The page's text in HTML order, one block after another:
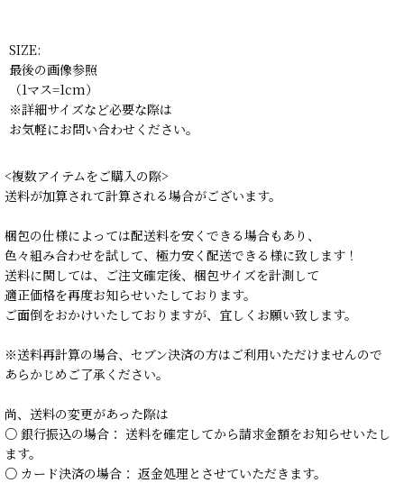
SIZE:
最後の画像参照
（1マス=1cm）
※詳細サイズなど必要な際は
お気軽にお問い合わせください。
<複数アイテムをご購入の際>
送料が加算されて計算される場合がございます。
梱包の仕様によっては配送料を安くできる場合もあり、
色々組み合わせを試して、極力安く配送できる様に致します！
送料に関しては、ご注文確定後、梱包サイズを計測して
適正価格を再度お知らせいたしております。
ご面倒をおかけいたしておりますが、宜しくお願い致します。
※送料再計算の場合、セブン決済の方はご利用いただけませんので
あらかじめご了承ください。
尚、送料の変更があった際は
○ 銀行振込の場合： 送料を確定してから請求金額をお知らせいたし
ます。
○ カード決済の場合： 返金処理とさせていただきます。